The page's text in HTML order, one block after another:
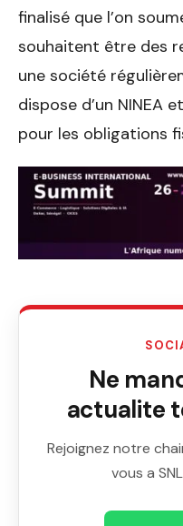
finalisé que l’on
souhaitent être des
une société
dispose d’un NINEA
pour les obligations
Ne
actualite
Rejoignez notre
vous a